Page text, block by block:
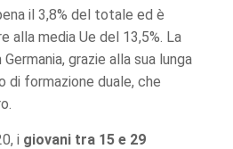
il 3,8% del totale ed è
alla media Ue del 13,5%. La
grazie alla sua lunga
di formazione duale, che
i giovani tra 15 e 29